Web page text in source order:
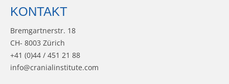
KONTAKT
Bremgartnerstr. 18
CH- 8003 Zürich
+41 (0)44 / 451 21 88
info@cranialinstitute.com